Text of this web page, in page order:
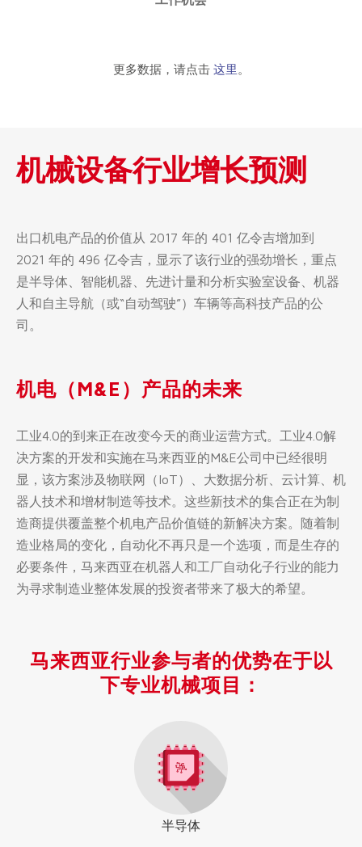
更多数据，请点击 这里 。
机械设备行业增长预测
出口机电产品的价值从 2017 年的 401 亿令吉增加到
2021 年的 496 亿令吉，显示了该行业的强劲增长，重点
是半导体、智能机器、先进计量和分析实验室设备、机器
人和自主导航（或“自动驾驶”）车辆等高科技产品的公
司。
机电（M&E）产品的未来
工业4.0的到来正在改变今天的商业运营方式。工业4.0解
决方案的开发和实施在马来西亚的M&E公司中已经很明
显，该方案涉及物联网（IoT）、大数据分析、云计算、机
器人技术和增材制造等技术。这些新技术的集合正在为制
造商提供覆盖整个机电产品价值链的新解决方案。随着制
造业格局的变化，自动化不再只是一个选项，而是生存的
必要条件，马来西亚在机器人和工厂自动化子行业的能力
为寻求制造业整体发展的投资者带来了极大的希望。
马来西亚行业参与者的优势在于以
下专业机械项目：
半导体